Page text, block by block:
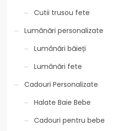
Cutii trusou fete
Lumânări personalizate
Lumânări băieți
Lumânări fete
Cadouri Personalizate
Halate Baie Bebe
Cadouri pentru bebe